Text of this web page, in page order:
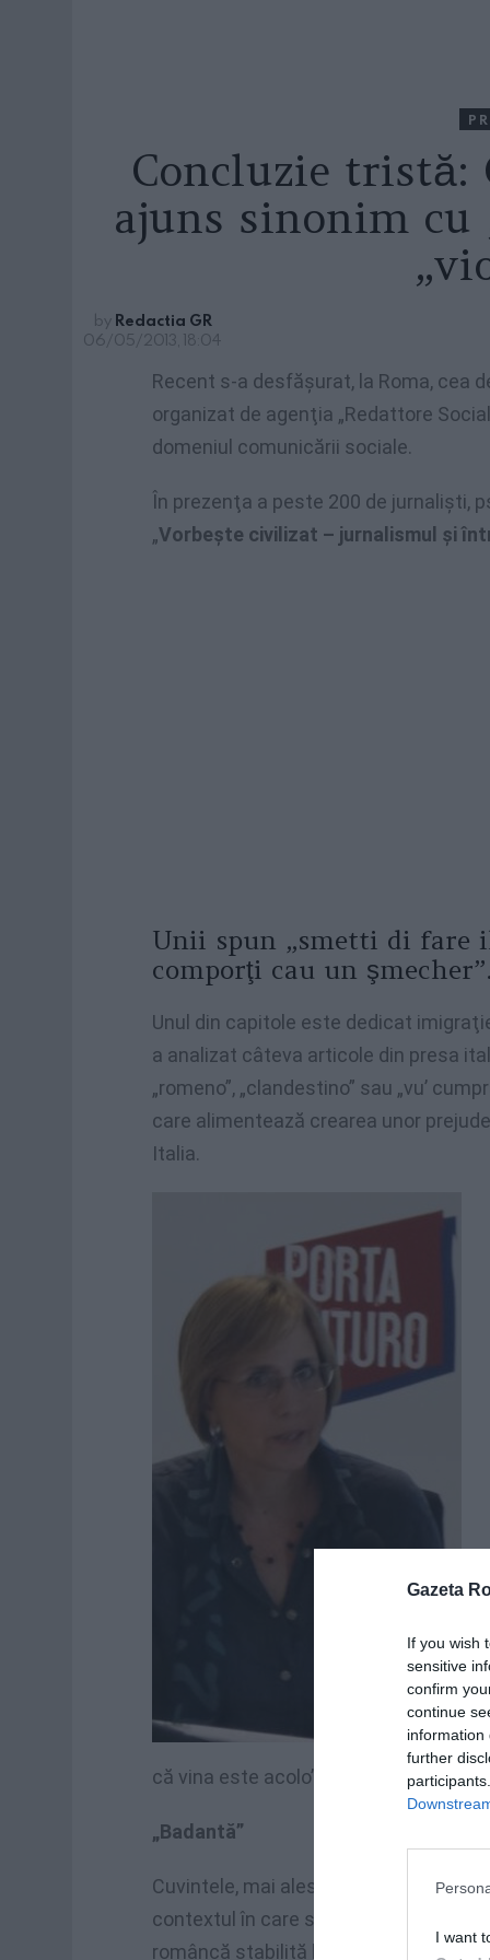
Gazeta
If you wish
sensitive
confirm
continue
information
further
I want
Concluzie tristă:
ajuns sinonim cu
by Redactia GR
06/05/2013, 18:04
Recent s-a desfăşurat, la Roma, cea
organizat de agenţia „Redattore
domeniul comunicării sociale.
În prezenţa a peste 200 de jurnalişti,
„Vorbeşte civilizat – jurnalismul şi
Unii spun „smetti di fare
comporţi cau un şmecher”.
Unul din capitole este dedicat
a analizat câteva articole din presa
„romeno”, „clandestino” sau „vu’
care alimentează crearea unor
Italia.
că vina este acolo”.
„Badantă”
Cuvintele, mai ales cele care apar în
contextul în care sunt folosite. De
româncă stabilită la Roma, care a